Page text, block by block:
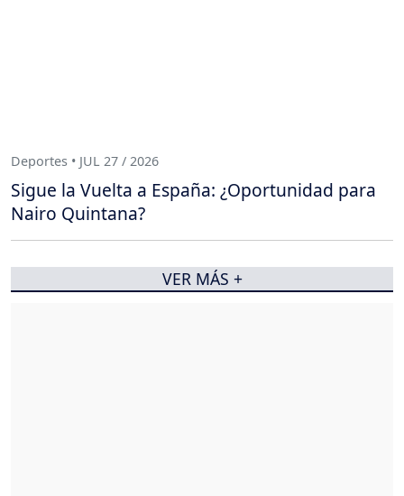
Deportes • JUL 27 / 2026
Sigue la Vuelta a España: ¿Oportunidad para
Nairo Quintana?
VER MÁS +